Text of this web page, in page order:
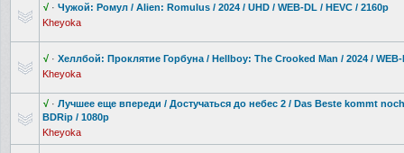
√ · Чужой: Ромул / Alien: Romulus / 2024 / UHD / WEB-DL / HEVC / 2160p
Kheyoka
√ · Хеллбой: Проклятие Горбуна / Hellboy: The Crooked Man / 2024 / WEB-
Kheyoka
√ · Лучшее еще впереди / Достучаться до небес 2 / Das Beste kommt
BDRip / 1080p
Kheyoka